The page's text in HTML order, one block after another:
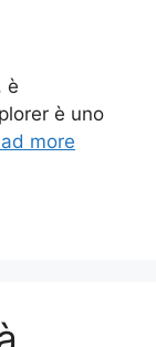
è
è uno
more